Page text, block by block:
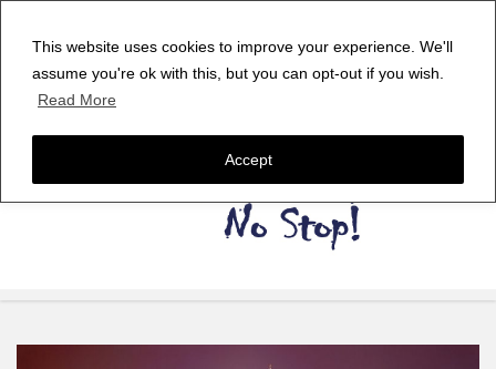
This website uses cookies to improve your experience. We'll
assume you're ok with this, but you can opt-out if you wish.
Read More
Accept